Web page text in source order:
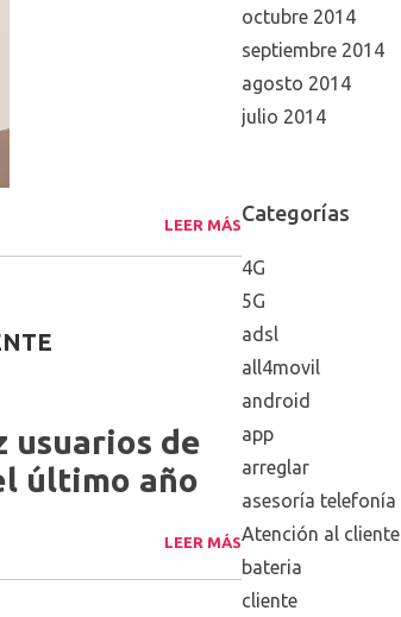
LEER MÁS
usuarios de
último año
LEER MÁS
octubre 2014
septiembre 2014
agosto 2014
julio 2014
Categorías
4G
5G
adsl
all4movil
android
app
arreglar
asesoría telefonía
Atención al cliente
bateria
cliente